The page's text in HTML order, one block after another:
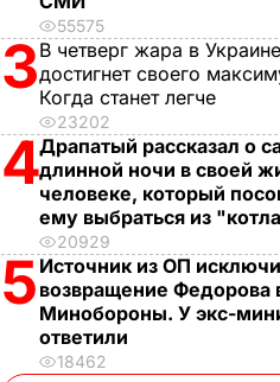
55575
3В четверг жара в Украине
достигнет своего
Когда станет легче
23202
4Драпатый рассказал о
длинной ночи в своей
человеке, который
ему выбраться из
20929
5 Источник из ОП
возвращение Федорова
Минобороны. У экс-
ответили
18462